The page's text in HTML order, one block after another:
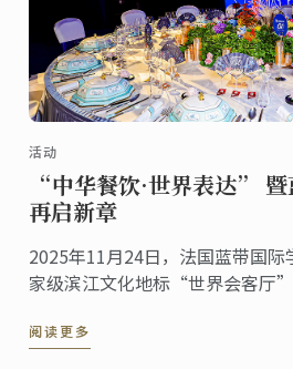
活动
“中华餐饮·世界表达”
再启新章
2025年11月24日，法国蓝带国
家级滨江文化地标“世界会客厅
家的驻沪总领事、国际友人，以
阅读更多